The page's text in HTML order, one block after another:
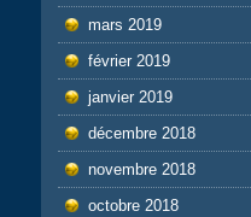
mars 2019
février 2019
janvier 2019
décembre 2018
novembre 2018
octobre 2018